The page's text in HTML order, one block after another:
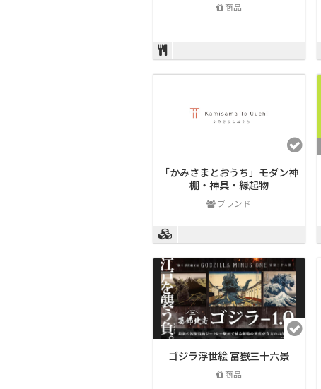
商品
「かみさまとおうち」モダン神
棚・神具・縁起物
ブランド
ゴジラ浮世絵 富嶽三十六景
商品